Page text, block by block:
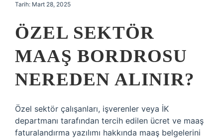
Tarih: Mart 28, 2025
ÖZEL SEKTÖR
MAAŞ BORDROSU
NEREDEN ALINIR?
Özel sektör çalışanları, işverenler veya İK
departmanı tarafından tercih edilen ücret ve maaş
faturalandırma yazılımı hakkında maaş belgelerini